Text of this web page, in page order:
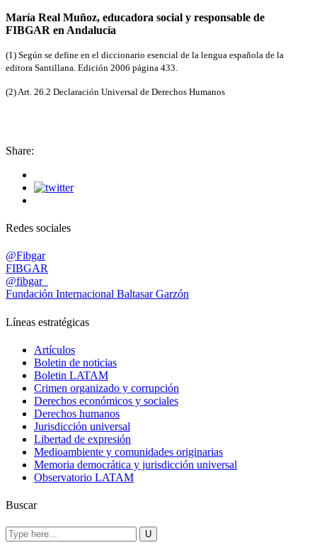
María Real Muñoz, educadora social y responsable de
FIBGAR en Andalucía
(1) Según se define en el diccionario esencial de la lengua española de la
editora Santillana. Edición 2006 página 433.
(2) Art. 26.2 Declaración Universal de Derechos Humanos
Share:
Redes sociales
@Fibgar
FIBGAR
@fibgar_
Fundación Internacional Baltasar Garzón
Líneas estratégicas
Artículos
Boletin de noticias
Boletin LATAM
Crimen organizado y corrupción
Derechos económicos y sociales
Derechos humanos
Jurisdicción universal
Libertad de expresión
Medioambiente y comunidades originarias
Memoria democrática y jurisdicción universal
Observatorio LATAM
Buscar